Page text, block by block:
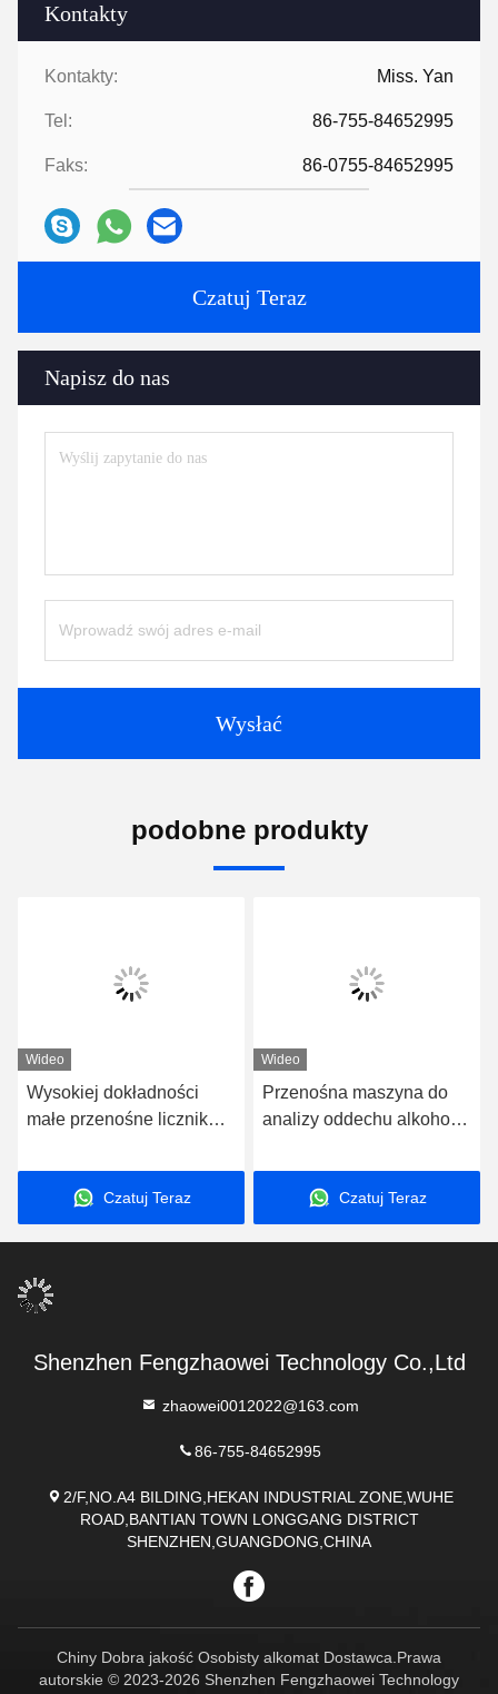
Kontakty
Kontakty: Miss. Yan
Tel: 86-755-84652995
Faks: 86-0755-84652995
Czatuj Teraz
Napisz do nas
Wysłać
podobne produkty
Wideo
Wysokiej dokładności
małe przenośne licznik
Czatuj Teraz
Wideo
Przenośna maszyna do
analizy oddechu alkoholu
niezawodnego badania
Mr Black 1000Czatuj Teraz
Shenzhen Fengzhaowei Technology Co.,Ltd
zhaowei0012022@163.com
86-755-84652995
2/F,NO.A4 BILDING,HEKAN INDUSTRIAL ZONE,WUHE
ROAD,BANTIAN TOWN LONGGANG DISTRICT
SHENZHEN,GUANGDONG,CHINA
Chiny Dobra jakość Osobisty alkomat Dostawca.Prawa
autorskie © 2023-2026 Shenzhen Fengzhaowei Technology